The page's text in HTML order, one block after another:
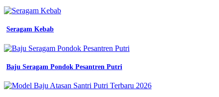
Seragam Kebab
Baju Seragam Pondok Pesantren Putri